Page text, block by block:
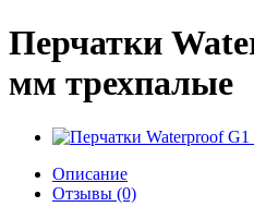
Перчатки
мм трехпалые
Описание
Отзывы (0)